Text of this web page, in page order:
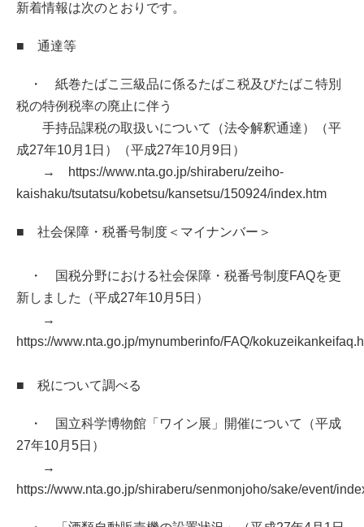
新着情報は次のとおりです。
■ 通達等
・ 紙巻たばこ三級品に係るたばこ税及びたばこ特別
税の特例税率の廃止に伴う
手持品課税の取扱いについて（法令解釈通達）（平
成27年10月1日）（平成27年10月9日）
→ https://www.nta.go.jp/shiraberu/zeiho-
kaishaku/tsutatsu/kobetsu/kansetsu/150924/index.htm
■ 社会保障・税番号制度＜マイナンバー＞
・ 国税分野における社会保障・税番号制度FAQを更
新しました（平成27年10月5日）
→
https://www.nta.go.jp/mynumberinfo/FAQ/
■ 税について調べる
・ 国立科学博物館「ワイン展」開催について（平成
27年10月5日）
→
https://www.nta.go.jp/shiraberu/senmonjoho/sake/event/